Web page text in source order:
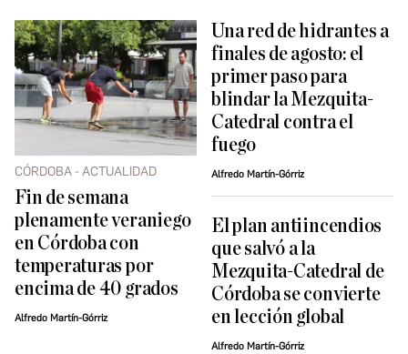
CÓRDOBA - ACTUALIDAD
Fin de semana
plenamente veraniego
en Córdoba con
temperaturas por
encima de 40 grados
Alfredo Martín-Górriz
Una red de hidrantes a
finales de agosto: el
primer paso para
blindar la Mezquita-
Catedral contra el
fuego
Alfredo Martín-Górriz
El plan antiincendios
que salvó a la
Mezquita-Catedral de
Córdoba se convierte
en lección global
Alfredo Martín-Górriz